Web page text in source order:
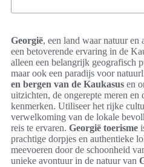
Georgië, een land waar natuur en
een betoverende ervaring in de
alleen een belangrijk geografisch
maar ook een paradijs voor
en bergen van de Kaukasus en
uitzichten, de ongerepte meren
kenmerken. Utiliseer het rijke
verwelkoming van de lokale
reis te ervaren. Georgië toerisme
prachtige dorpjes en authentieke
meevoeren door de schoonheid
unieke avontuur in de natuur van